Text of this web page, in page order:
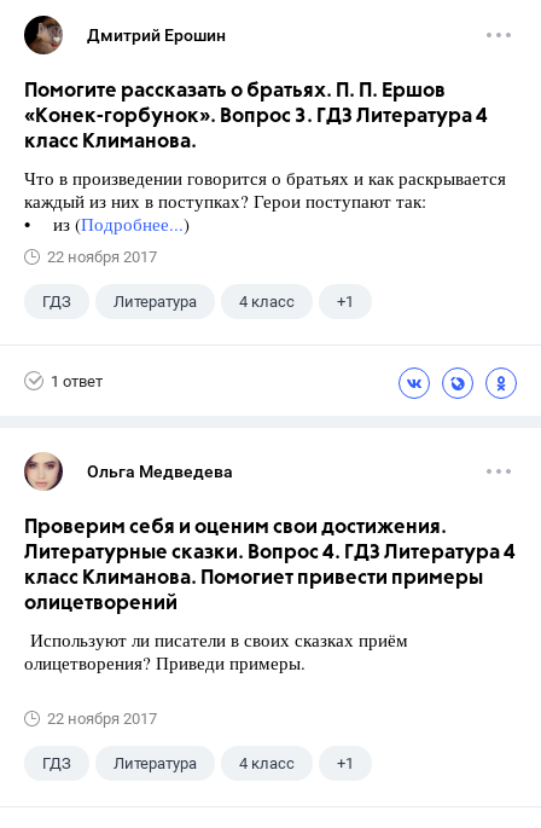
Дмитрий Ерошин
Помогите рассказать о братьях. П. П. Ершов
«Конек-горбунок». Вопрос 3. ГДЗ Литература 4
класс Климанова.
Что в произведении говорится о братьях и как раскрывается
каждый из них в поступках? Герои поступают так:
• из (Подробнее...)
22 ноября 2017
ГДЗ Литература 4 класс +1
1 ответ
Ольга Медведева
Проверим себя и оценим свои достижения.
Литературные сказки. Вопрос 4. ГДЗ Литература 4
класс Климанова. Помогиет привести примеры
олицетворений
Используют ли писатели в своих сказках приём
олицетворения? Приведи примеры.
22 ноября 2017
ГДЗ Литература 4 класс +1